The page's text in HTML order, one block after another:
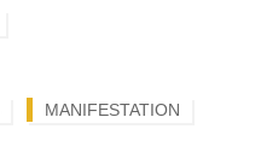
MANIFESTATION